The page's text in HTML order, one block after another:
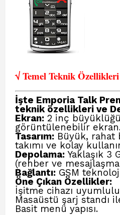
√ Temel Teknik Öze
İşte Emporia Talk
teknik özellikleri ve
Ekran: 2 inç
görüntülenebilir
Tasarım: Büyük, rahat
takımı ve kolay
Depolama: Yaklaşık 3
(rehber ve
Bağlantı: GSM
Öne Çıkan Özellikler:
İşitme cihazı
Masaüstü şarj standı
Basit menü yapısı.